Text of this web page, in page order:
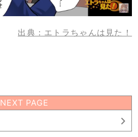
出典：エトラちゃんは見た！
NEXT PAGE